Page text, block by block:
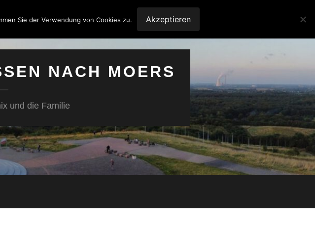
NACH MOERS
und die Familie
Sie der Verwendung von Cookies zu. Akzeptieren